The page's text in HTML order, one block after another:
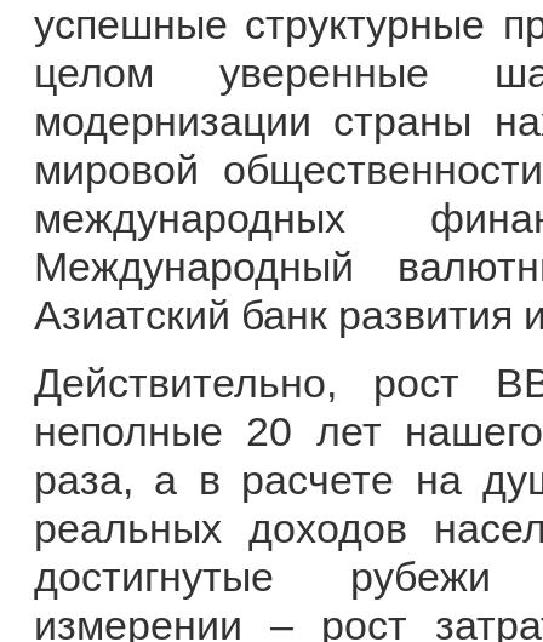
успешные структурные
целом уверенные
модернизации страны
мировой
международных
Международный
Азиатский банк развития
Действительно, рост
неполные 20 лет
раза, а в расчете на
реальных доходов
достигнутые рубежи
измерении – рост